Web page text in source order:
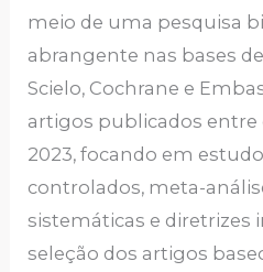
meio de uma pesquisa
abrangente nas bases
Scielo, Cochrane e
artigos publicados entre
2023, focando em
controlados, meta-
sistemáticas e diretrizes
seleção dos artigos